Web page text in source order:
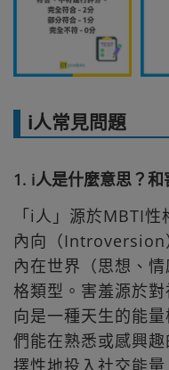
i人常見問題
1. i人是什麼意思？和
「i人」源於MBTI
內向（Introversion
內在世界（思想、
格類型。害羞源於
向是一種天生的能
們能在熟悉或感興
擇性地投入社交能量